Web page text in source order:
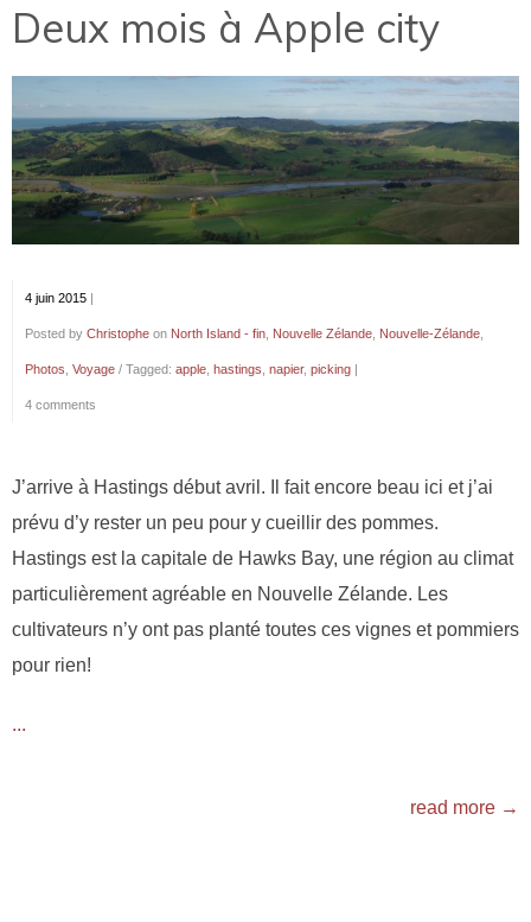
Deux mois à Apple city
4 juin 2015
Posted by Christophe on North Island - fin Nouvelle Zélande Nouvelle-Zélande
Photos Voyage / Tagged: apple hastings napier, picking
4 comments
J’arrive à Hastings début avril. Il fait encore beau ici et j’ai
prévu d’y rester un peu pour y cueillir des pommes.
Hastings est la capitale de Hawks Bay, une région au climat
particulièrement agréable en Nouvelle Zélande. Les
cultivateurs n’y ont pas planté toutes ces vignes et pommiers
pour rien!
...
read more →